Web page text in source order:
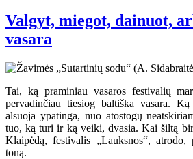
Valgyt, miegot, dainuot,
vasara
Tai, ką praminiau vasaros festivalių
pervadinčiau tiesiog baltiška vasara.
alsuoja ypatinga, nuo atostogų
tuo, ką turi ir ką veiki, dvasia. Kai šiltą
Klaipėdą, festivalis „Lauksnos“,
toną.